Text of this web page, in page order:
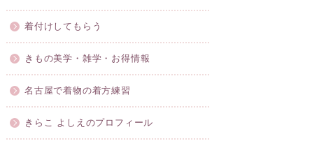
着付けしてもらう
きもの美学・雑学・お得情報
名古屋で着物の着方練習
きらこ よしえのプロフィール